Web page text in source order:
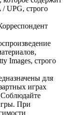
UPG, строго
Images, строго
для
играх
При